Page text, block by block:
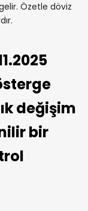
Özetle döviz
değişim
bir